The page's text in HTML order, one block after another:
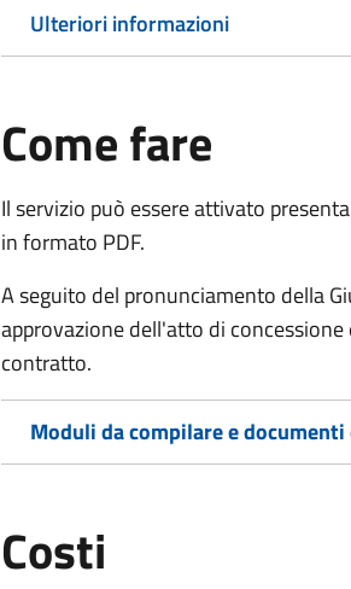
Ulteriori informazioni
Come fare
Il servizio può essere attivato
in formato PDF.
A seguito del pronunciamento della
approvazione dell'atto di
contratto.
Moduli da compilare e documenti
Costi